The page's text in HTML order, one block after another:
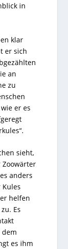
in
klar
er sich
an
zu
er es
sieht,
Zoowärter
anders
helfen
Es
dem
es ihm